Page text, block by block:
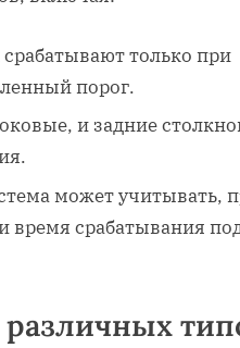
только при
порог.
и задние
может учитывать,
время срабатывания